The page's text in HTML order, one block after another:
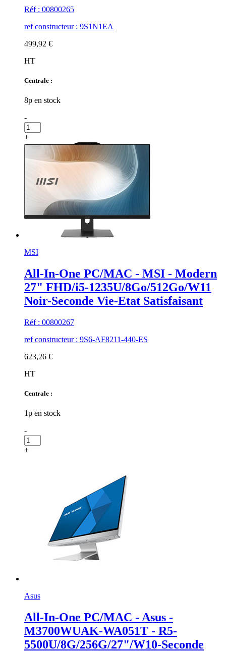
Réf : 00800265
ref constructeur : 9S1N1EA
499,92 €
HT
Centrale :
8p en stock
-
+
MSI
All-In-One PC/MAC - MSI - Modern
27" FHD/i5-1235U/8Go/512Go/W11
Noir-Seconde Vie-Etat Satisfaisant
Réf : 00800267
ref constructeur : 9S6-AF8211-440-ES
623,26 €
HT
Centrale :
1p en stock
-
+
Asus
All-In-One PC/MAC - Asus -
M3700WUAK-WA051T - R5-
5500U/8G/256G/27"/W10-Seconde